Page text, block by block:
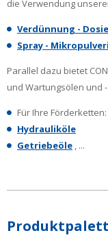
die Verwendung
Verdünnung -
Spray -
Parallel dazu bietet
und Wartungsölen und
Für Ihre Förderketten:
Hydrauliköle
Getriebeöle , ...